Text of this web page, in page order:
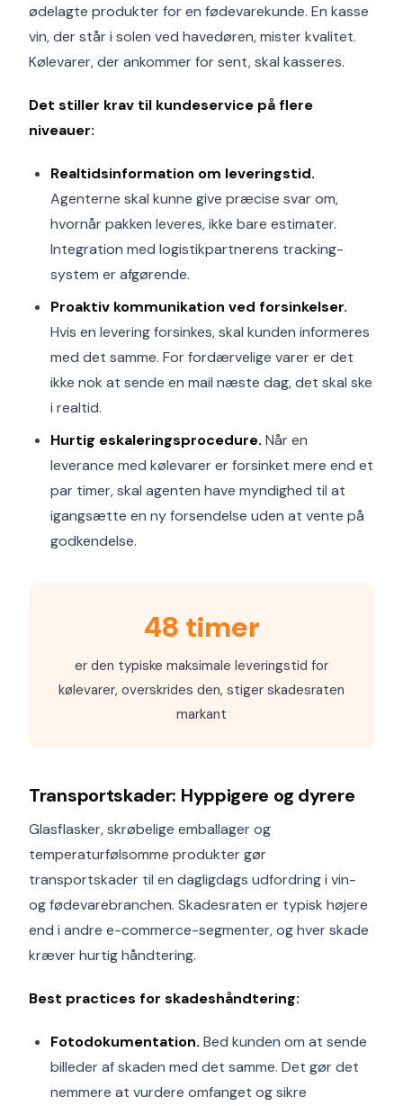
ødelagte produkter for en fødevarekunde. En kasse
vin, der står i solen ved havedøren, mister kvalitet.
Kølevarer, der ankommer for sent, skal kasseres.
Det stiller krav til kundeservice på flere
niveauer:
Realtidsinformation om leveringstid.
Agenterne skal kunne give præcise svar om,
hvornår pakken leveres, ikke bare estimater.
Integration med logistikpartnerens tracking-
system er afgørende.
Proaktiv kommunikation ved forsinkelser.
Hvis en levering forsinkes, skal kunden informeres
med det samme. For fordærvelige varer er det
ikke nok at sende en mail næste dag, det skal ske
i realtid.
Hurtig eskaleringsprocedure. Når en
leverance med kølevarer er forsinket mere end et
par timer, skal agenten have myndighed til at
igangsætte en ny forsendelse uden at vente på
godkendelse.
48 timer
er den typiske maksimale leveringstid for
kølevarer, overskrides den, stiger skadesraten
markant
Transportskader: Hyppigere og dyrere
Glasflasker, skrøbelige emballager og
temperaturfølsomme produkter gør
transportskader til en dagligdags udfordring i vin-
og fødevarebranchen. Skadesraten er typisk højere
end i andre e-commerce-segmenter, og hver skade
kræver hurtig håndtering.
Best practices for skadeshåndtering:
Fotodokumentation. Bed kunden om at sende
billeder af skaden med det samme. Det gør det
nemmere at vurdere omfanget og sikre